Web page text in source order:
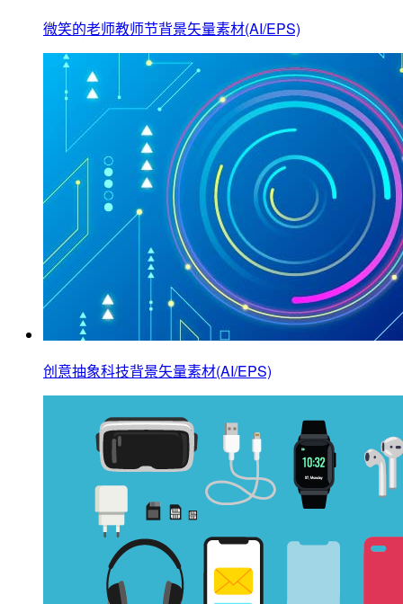
微笑的老师教师节背景矢量素材(AI/EPS)
创意抽象科技背景矢量素材(AI/EPS)